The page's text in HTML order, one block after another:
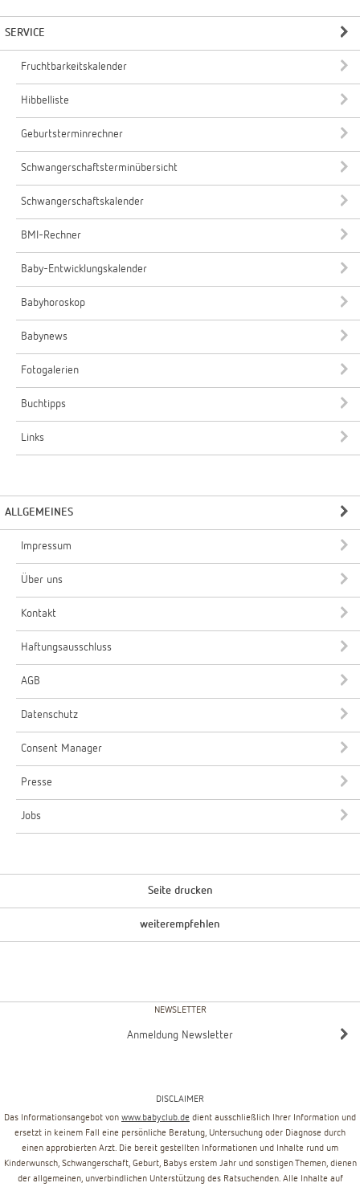
SERVICE
Fruchtbarkeitskalender
Hibbelliste
Geburtsterminrechner
Schwangerschaftsterminübersicht
Schwangerschaftskalender
BMI-Rechner
Baby-Entwicklungskalender
Babyhoroskop
Babynews
Fotogalerien
Buchtipps
Links
ALLGEMEINES
Impressum
Über uns
Kontakt
Haftungsausschluss
AGB
Datenschutz
Consent Manager
Presse
Jobs
Seite drucken
weiterempfehlen
NEWSLETTER
Anmeldung Newsletter
DISCLAIMER
Das Informationsangebot von www.babyclub.de dient ausschließlich Ihrer Information und
ersetzt in keinem Fall eine persönliche Beratung, Untersuchung oder Diagnose durch
einen approbierten Arzt. Die bereit gestellten Informationen und Inhalte rund um
Kinderwunsch, Schwangerschaft, Geburt, Babys erstem Jahr und sonstigen Themen, dienen
der allgemeinen, unverbindlichen Unterstützung des Ratsuchenden. Alle Inhalte auf